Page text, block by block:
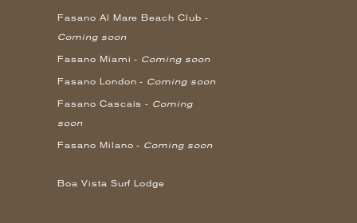
Fasano Al Mare Beach Club -
Coming soon
Fasano Miami - Coming soon
Fasano London - Coming soon
Fasano Cascais - Coming
soon
Fasano Milano - Coming soon
Boa Vista Surf Lodge